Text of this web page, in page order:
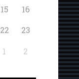
15 16
22 23
1 2